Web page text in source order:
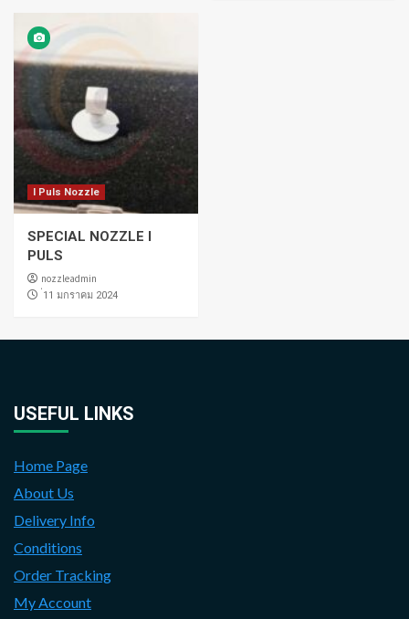
I Puls Nozzle
SPECIAL NOZZLE I
PULS
nozzleadmin
่11 มกราคม 2024
USEFUL LINKS
Home Page
About Us
Delivery Info
Conditions
Order Tracking
My Account